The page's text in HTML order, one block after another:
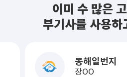
이미 수 많은
부기사를 사용하
동해일번지
장OO